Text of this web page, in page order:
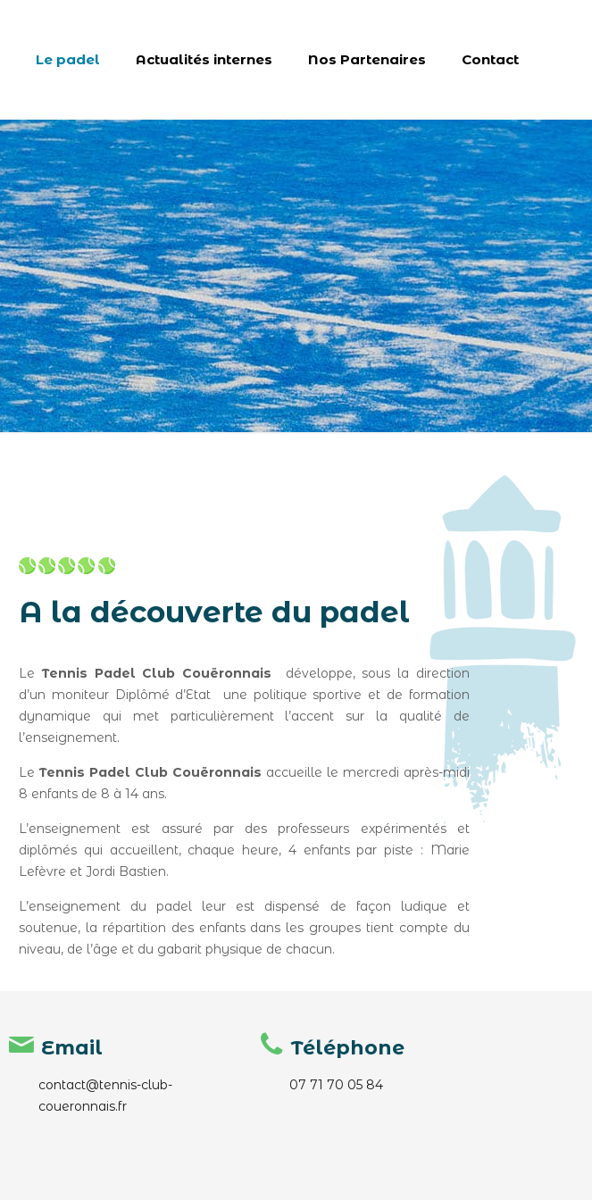
Le padel Actualités internes Nos Partenaires Contact
A la découverte du padel
LeTennis Padel Club Couëronnais développe, sous la direction
d’un moniteur Diplômé d’Etat une politique sportive et de formation
dynamique qui met particulièrement l’accent sur la qualité de
l’enseignement.
LeTennis Padel Club Couëronnais accueille le mercredi après-midi
8 enfants de 8 à 14 ans.
L’enseignement est assuré par des professeurs expérimentés et
diplômés qui accueillent, chaque heure, 4 enfants par piste : Marie
Lefèvre et Jordi Bastien.
L’enseignement du padel leur est dispensé de façon ludique et
soutenue, la répartition des enfants dans les groupes tient compte du
niveau, de l’âge et du gabarit physique de chacun.
Email
contact@tennis-club-
coueronnais.fr
Téléphone
07 71 70 05 84